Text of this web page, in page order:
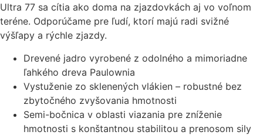
Ultra 77 sa cítia ako doma na zjazdovkách aj vo voľnom
teréne. Odporúčame pre ľudí, ktorí majú radi svižné
výšľapy a rýchle zjazdy.
Drevené jadro vyrobené z odolného a mimoriadne
ľahkého dreva Paulownia
Vystuženie zo sklenených vlákien – robustné bez
zbytočného zvyšovania hmotnosti
Semi-bočnica v oblasti viazania pre zníženie
hmotnosti s konštantnou stabilitou a prenosom sily